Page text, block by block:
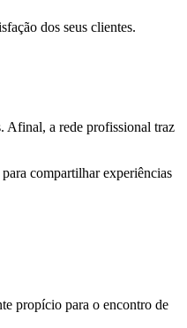
dos seus clientes.
Afinal, a rede profissional traz
compartilhar experiências
propício para o encontro de